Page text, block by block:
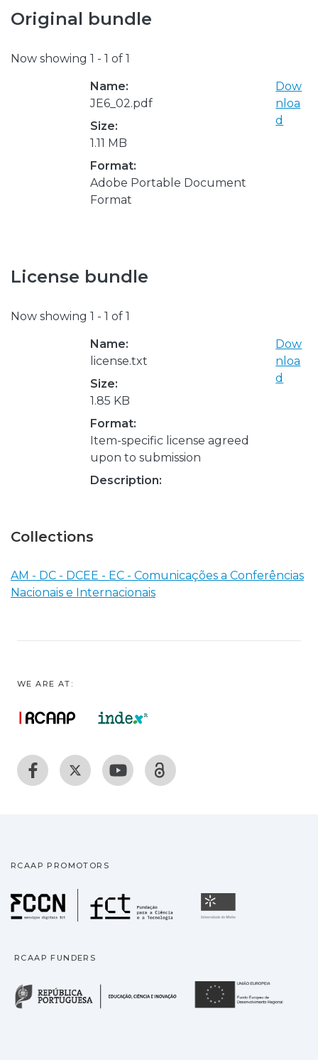
Original bundle
Now showing 1 - 1 of 1
Name:
JE6_02.pdf
Size:
1.11 MB
Format:
Adobe Portable Document
Format
Dow
nloa
d
License bundle
Now showing 1 - 1 of 1
Name:
license.txt
Size:
1.85 KB
Format:
Item-specific license agreed
upon to submission
Description:
Dow
nloa
d
Collections
AM - DC - DCEE - EC - Comunicações a Conferências
Nacionais e Internacionais
WE ARE AT:
RCAAP PROMOTORS
Fundação para a
RCAAP FUNDERS
República Portuguesa